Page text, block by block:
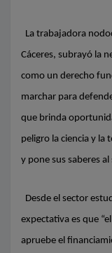
La trabajadora
Cáceres, subrayó la
como un derecho
marchar para
que brinda
peligro la ciencia y la
y pone sus saberes
Desde el sector
expectativa es que
apruebe el